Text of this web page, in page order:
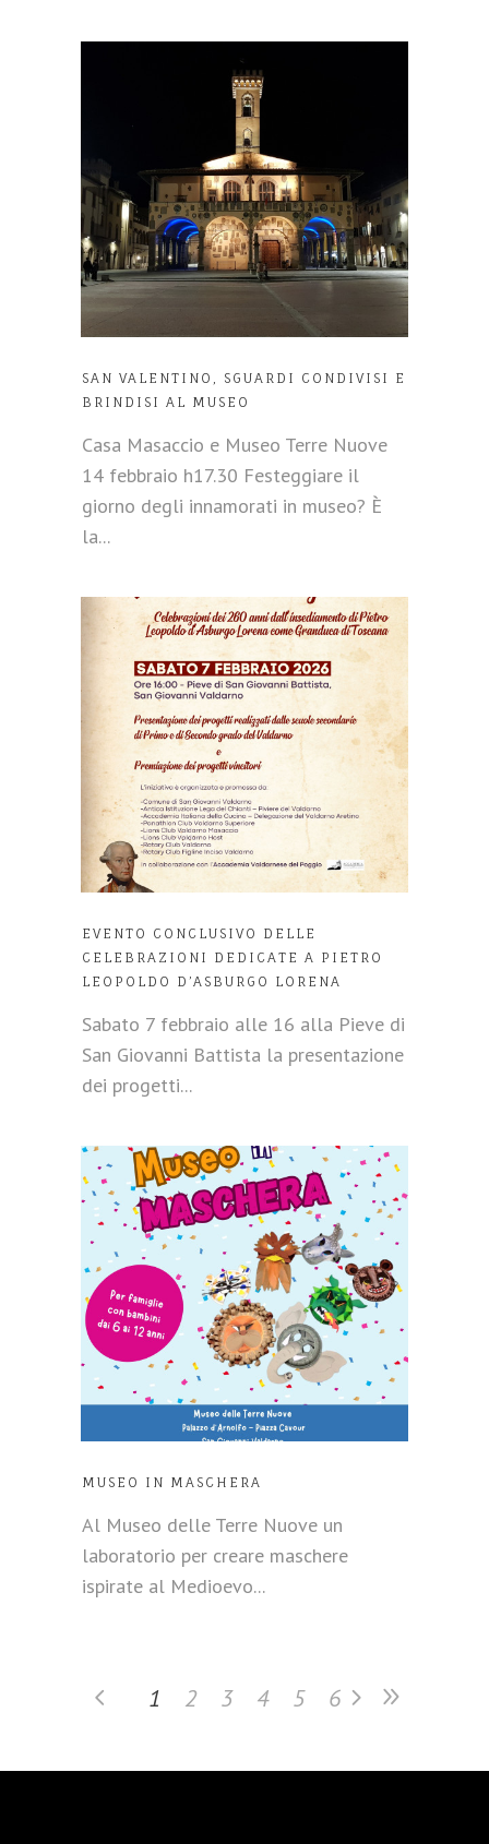
SAN VALENTINO, SGUARDI CONDIVISI E
BRINDISI AL MUSEO
Casa Masaccio e Museo Terre Nuove
14 febbraio h17.30 Festeggiare il
giorno degli innamorati in museo? È
la...
EVENTO CONCLUSIVO DELLE
CELEBRAZIONI DEDICATE A PIETRO
LEOPOLDO D’ASBURGO LORENA
Sabato 7 febbraio alle 16 alla Pieve di
San Giovanni Battista la presentazione
dei progetti...
MUSEO IN MASCHERA
Al Museo delle Terre Nuove un
laboratorio per creare maschere
ispirate al Medioevo...
1 2 3 4 5 6